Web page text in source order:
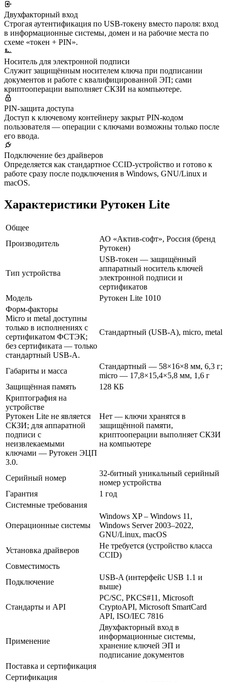
Двухфакторный вход
Строгая аутентификация по USB-токену вместо пароля: вход
в информационные системы, домен и на рабочие места по
схеме «токен + PIN».
Носитель для электронной подписи
Служит защищённым носителем ключа при подписании
документов и работе с квалифицированной ЭП; сами
криптооперации выполняет СКЗИ на компьютере.
PIN-защита доступа
Доступ к ключевому контейнеру закрыт PIN-кодом
пользователя — операции с ключами возможны только после
его ввода.
Подключение без драйверов
Определяется как стандартное CCID-устройство и готово к
работе сразу после подключения в Windows, GNU/Linux и
macOS.
Характеристики Рутокен Lite
Общее
Производитель
АО «Актив-софт», Россия (бренд
Рутокен)
Тип устройства
USB-токен — защищённый
аппаратный носитель ключей
электронной подписи и
сертификатов
Модель
Рутокен Lite 1010
Форм-факторы
Micro и metal доступны
только в исполнениях с
сертификатом ФСТЭК;
без сертификата — только
стандартный USB-A.
Стандартный (USB-A), micro, metal
Габариты и масса
Стандартный — 58×16×8 мм, 6,3 г;
micro — 17,8×15,4×5,8 мм, 1,6 г
Защищённая память
128 КБ
Криптография на
устройстве
Рутокен Lite не является
СКЗИ; для аппаратной
подписи с
неизвлекаемыми
ключами — Рутокен ЭЦП
3.0.
Нет — ключи хранятся в
защищённой памяти,
криптооперации выполняет СКЗИ
на компьютере
Серийный номер
32-битный уникальный серийный
номер устройства
Гарантия
1 год
Системные требования
Операционные системы
Windows XP – Windows 11,
Windows Server 2003–2022,
GNU/Linux, macOS
Установка драйверов
Не требуется (устройство класса
CCID)
Совместимость
Подключение
USB-A (интерфейс USB 1.1 и
выше)
Стандарты и API
PC/SC, PKCS#11, Microsoft
CryptoAPI, Microsoft SmartCard
API, ISO/IEC 7816
Применение
Двухфакторный вход в
информационные системы,
хранение ключей ЭП и
подписание документов
Поставка и сертификация
Сертификация